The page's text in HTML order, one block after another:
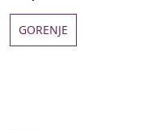
GORENJE